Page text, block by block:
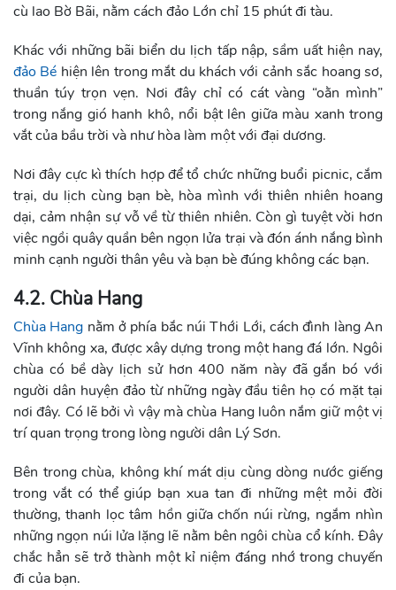
cù lao Bờ Bãi, nằm cách đảo Lớn chỉ 15 phút đi tàu.
Khác với những bãi biển du lịch tấp nập, sầm uất hiện nay,
đảo Bé hiện lên trong mắt du khách với cảnh sắc hoang sơ,
thuần túy trọn vẹn. Nơi đây chỉ có cát vàng “oằn mình”
trong nắng gió hanh khô, nổi bật lên giữa màu xanh trong
vắt của bầu trời và như hòa làm một với đại dương.
Nơi đây cực kì thích hợp để tổ chức những buổi picnic, cắm
trại, du lịch cùng bạn bè, hòa mình với thiên nhiên hoang
dại, cảm nhận sự vỗ về từ thiên nhiên. Còn gì tuyệt vời hơn
việc ngồi quây quần bên ngọn lửa trại và đón ánh nắng bình
minh cạnh người thân yêu và bạn bè đúng không các bạn.
4.2. Chùa Hang
Chùa Hang nằm ở phía bắc núi Thới Lới, cách đình làng An
Vĩnh không xa, được xây dựng trong một hang đá lớn. Ngôi
chùa có bề dày lịch sử hơn 400 năm này đã gắn bó với
người dân huyện đảo từ những ngày đầu tiên họ có mặt tại
nơi đây. Có lẽ bởi vì vậy mà chùa Hang luôn nắm giữ một vị
trí quan trọng trong lòng người dân Lý Sơn.
Bên trong chùa, không khí mát dịu cùng dòng nước giếng
trong vắt có thể giúp bạn xua tan đi những mệt mỏi đời
thường, thanh lọc tâm hồn giữa chốn núi rừng, ngắm nhìn
những ngọn núi lửa lặng lẽ nằm bên ngôi chùa cổ kính. Đây
chắc hẳn sẽ trở thành một kỉ niệm đáng nhớ trong chuyến
đi của bạn.